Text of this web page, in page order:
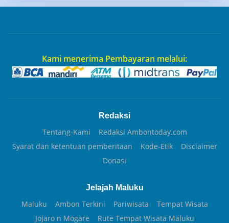
Kami menerima Pembayaran melalui:
Redaksi
Tentang-Kami
Redaksi Ambontoday.com
Syarat dan ketentuan pemberitaan
Kode-Etik
Disclaimer
Donasi
Jelajah Maluku
Maluku Ambon Terkini Pariwisata
Tempat Wisata
Jojaro n Mogare
Rute Tempat Wisata Maluku